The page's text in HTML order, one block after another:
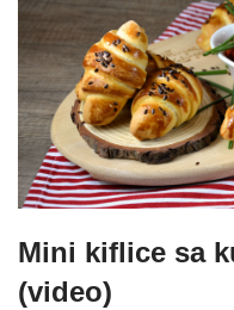
Mini kiflice sa
(video)